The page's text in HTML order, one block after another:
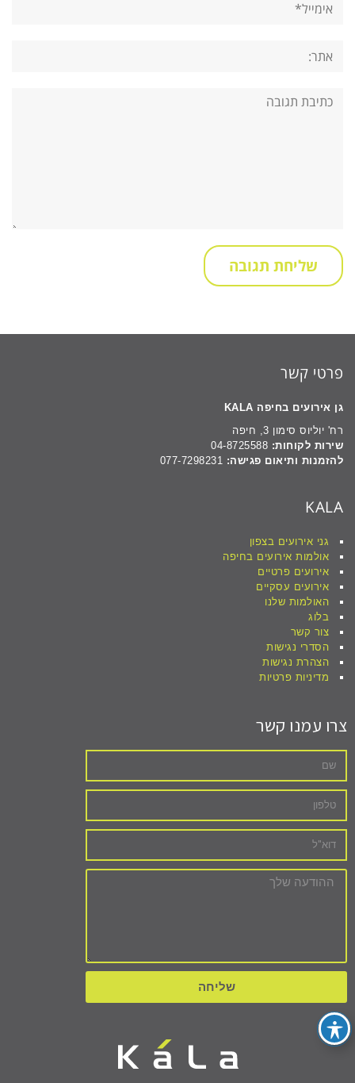
תגובה:
פרטי קשר
גן אירועים בחיפה KALA
רח' יוליוס סימון 3, חיפה
שירות לקוחות:
להזמנות ותיאום פגישה: 077-7298231
KALA
גני אירועים בצפון
אולמות אירועים בחיפה
אירועים פרטיים
אירועים עסקיים
האולמות שלנו
בלוג
צור קשר
הסדרי נגישות
הצהרת נגישות
מדיניות פרטיות
צרו עמנו קשר
שליחה